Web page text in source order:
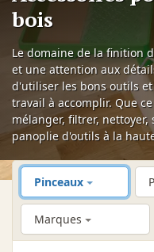
bois
Le domaine de la finition
et une attention aux
d'utiliser les bons outils
travail à accomplir. Que
mélanger, filtrer,
panoplie d'outils à la
Pinceaux
Marques